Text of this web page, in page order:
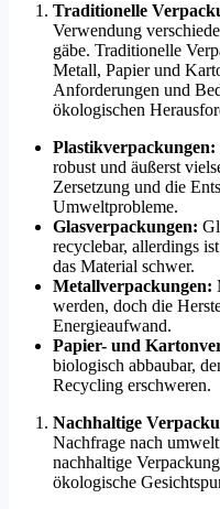
Traditionelle
Verwendung
gäbe. Traditionelle
Metall, Papier und
Anforderungen und
ökologischen
Plastikverpackungen:
robust und äußerst
Zersetzung und die
Umweltprobleme.
Glasverpackungen:
recyclebar, allerdings
das Material schwer.
Metallverpackungen:
werden, doch die
Energieaufwand.
Papier- und
biologisch abbaubar,
Recycling erschweren.
Nachhaltige
Nachfrage nach
nachhaltige
ökologische